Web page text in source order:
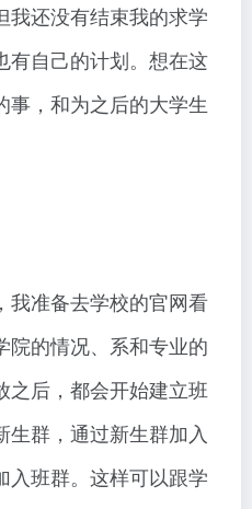
我还没有结束我的求学
有自己的计划。想在这
事，和为之后的大学生
我准备去学校的官网看
院的情况、系和专业的
之后，都会开始建立班
生群，通过新生群加入
入班群。这样可以跟学